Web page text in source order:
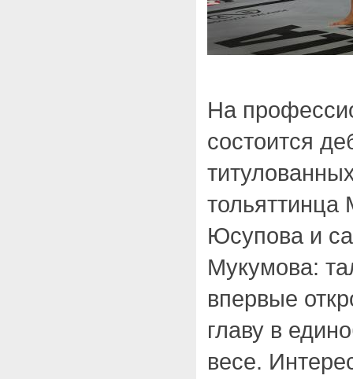
На
состоится
Юсупова и
Мукумова:
впервые
главу в
весе.